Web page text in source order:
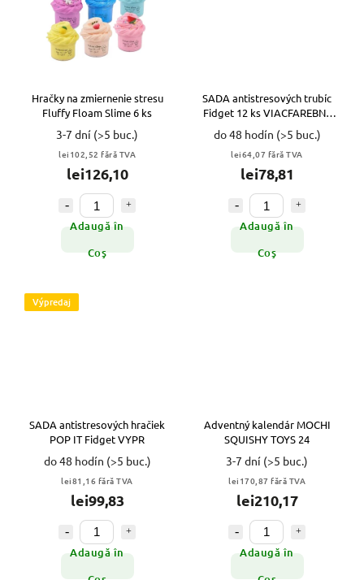
Hračky na zmiernenie stresu
Fluffy Floam Slime 6 ks
3-7 dní (>5 buc.)
lei102,52 fără TVA
lei126,10
Adaugă în
Coş
SADA antistresových trubíc
Fidget 12 ks VIACFAREBNÉ
VYPR
do 48 hodín (>5 buc.)
lei64,07 fără TVA
lei78,81
Adaugă în
Coş
Výpredaj
SADA antistresových hračiek
POP IT Fidget VYPR
do 48 hodín (>5 buc.)
lei81,16 fără TVA
lei99,83
Adaugă în
Adventný kalendár MOCHI
SQUISHY TOYS 24
3-7 dní (>5 buc.)
lei170,87 fără TVA
lei210,17
Adaugă în